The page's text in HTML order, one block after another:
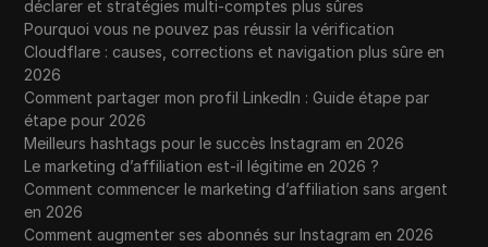
déclarer et stratégies multi-comptes plus sûres
Pourquoi vous ne pouvez pas réussir la vérification
Cloudflare : causes, corrections et navigation plus sûre en
2026
Comment partager mon profil LinkedIn : Guide étape par
étape pour 2026
Meilleurs hashtags pour le succès Instagram en 2026
Le marketing d’affiliation est-il légitime en 2026 ?
Comment commencer le marketing d’affiliation sans argent
en 2026
Comment augmenter ses abonnés sur Instagram en 2026